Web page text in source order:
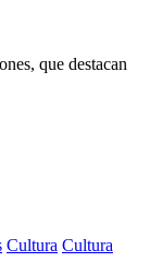
que destacan
Cultura Cultura